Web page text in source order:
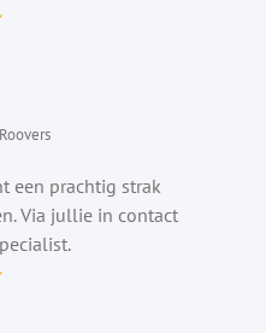
een prachtig strak
Via jullie in contact